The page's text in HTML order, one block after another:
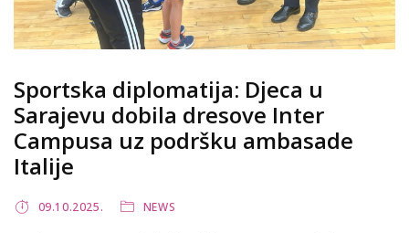
Sportska diplomatija: Djeca u
Sarajevu dobila dresove Inter
Campusa uz podršku ambasade
Italije
09.10.2025. NEWS